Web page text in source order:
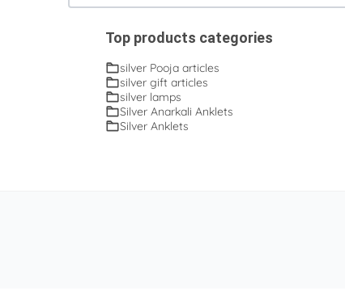
Top products categories
silver Pooja articles
silver gift articles
silver lamps
Silver Anarkali Anklets
Silver Anklets